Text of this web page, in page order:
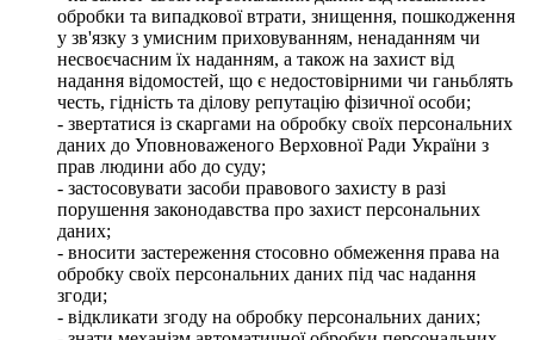
обробки та випадкової втрати, знищення, пошкодження
у зв'язку з умисним приховуванням, ненаданням чи
несвоєчасним їх наданням, а також на захист від
надання відомостей, що є недостовірними чи ганьблять
честь, гідність та ділову репутацію фізичної особи;
- звертатися із скаргами на обробку своїх персональних
даних до Уповноваженого Верховної Ради України з
прав людини або до суду;
- застосовувати засоби правового захисту в разі
порушення законодавства про захист персональних
даних;
- вносити застереження стосовно обмеження права на
обробку своїх персональних даних під час надання
згоди;
- відкликати згоду на обробку персональних даних;